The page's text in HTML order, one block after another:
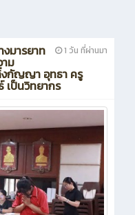
าพบปรึกษาหารือการเก็บ
บเคลื่อนการประสาน
เนินงานโครงการฝึกอบรม
กษตรสร้างสรรค์สู่ยุค
ากฟาร์มและการท่อง